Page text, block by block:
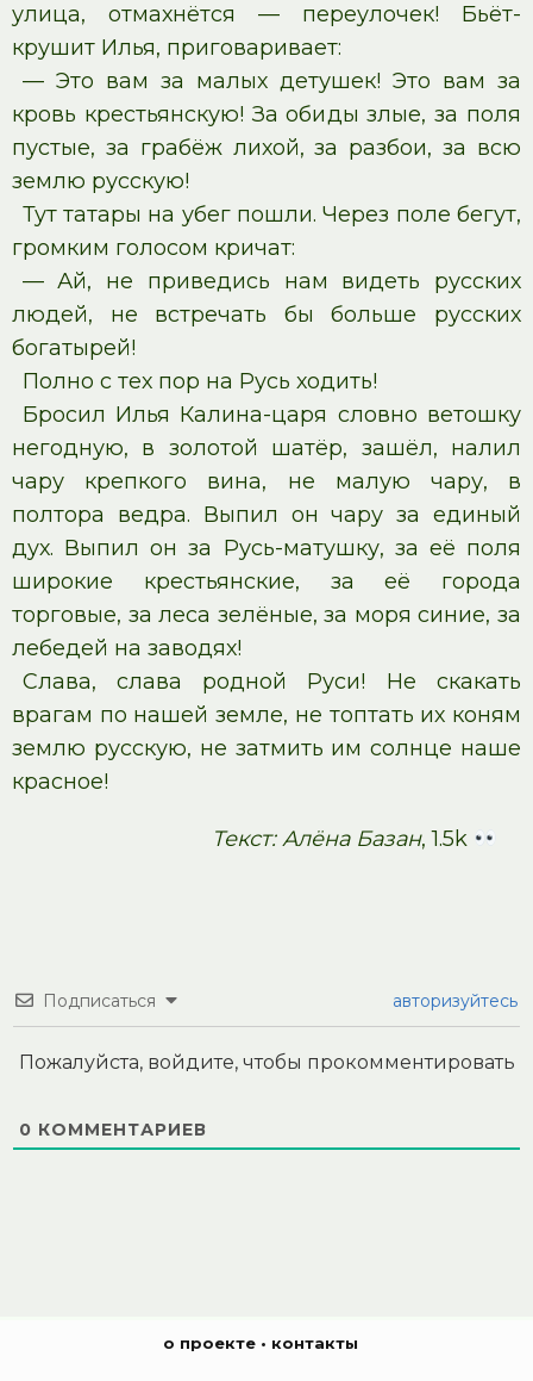
улица, отмахнётся — переулочек! Бьёт-
крушит Илья, приговаривает:
— Это вам за малых детушек! Это вам за
кровь крестьянскую! За обиды злые, за поля
пустые, за грабёж лихой, за разбои, за всю
землю русскую!
Тут татары на убег пошли. Через поле бегут,
громким голосом кричат:
— Ай, не приведись нам видеть русских
людей, не встречать бы больше русских
богатырей!
Полно с тех пор на Русь ходить!
Бросил Илья Калина-царя словно ветошку
негодную, в золотой шатёр, зашёл, налил
чару крепкого вина, не малую чару, в
полтора ведра. Выпил он чару за единый
дух. Выпил он за Русь-матушку, за её поля
широкие крестьянские, за её города
торговые, за леса зелёные, за моря синие, за
лебедей на заводях!
Слава, слава родной Руси! Не скакать
врагам по нашей земле, не топтать их коням
землю русскую, не затмить им солнце наше
красное!
Текст: Алёна Базан, 1.5k
Подписаться авторизуйтесь
Пожалуйста, войдите, чтобы прокомментировать
0 КОММЕНТАРИЕВ
о проекте • контакты